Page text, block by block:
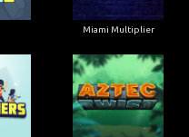
Miami Multiplier